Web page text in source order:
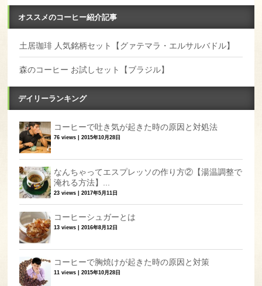
オススメのコーヒー紹介記事
土居珈琲 人気銘柄セット【グァテマラ・エルサルバドル】
森のコーヒー お試しセット【ブラジル】
デイリーランキング
コーヒーで吐き気が起きた時の原因と対処法
76 views |2015年10月28日
なんちゃってエスプレッソの作り方②【湯温調整で
淹れる方法】...
23 views |2017年5月11日
コーヒーシュガーとは
13 views |2016年8月12日
コーヒーで胸焼けが起きた時の原因と対策
11 views |2015年10月28日